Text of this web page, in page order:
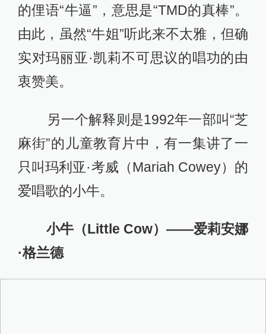
的俚语“牛逼”，意思是“TMD的真棒”。
由此，虽然“牛姐”听此来不太雅，但确
实对玛丽亚·凯莉不可思议的唱功的由
衷赞美。
另一个解释则是1992年一部叫“芝
麻街”的儿童教育片中，有一集讲了一
只叫玛利亚·考威（Mariah Cowey）的
爱唱歌的小牛。
小牛（Little Cow）——爱莉安娜
·格兰德